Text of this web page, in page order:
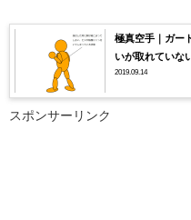
極真空手｜ガー
いが取れていな
2019.09.14
スポンサーリンク